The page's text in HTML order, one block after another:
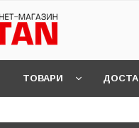
ТОВАРИ